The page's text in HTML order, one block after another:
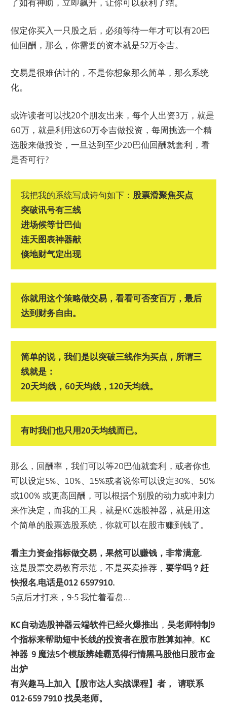
了如有神助，立即飙升，让你可以获利了结。
假定你买入一只股之后，必须等待一年才可以有20巴
仙回酬，那么，你需要的资本就是52万令吉。
交易是很难估计的，不是你想象那么简单，那么系统
化。
或许读者可以找20个朋友出来，每个人出资3万，就是
60万，就是利用这60万令吉做投资，每周挑选一个精
选股来做投资，一旦达到至少20巴仙回酬就套利，看
是否可行?
我把我的系统写成诗句如下： 股票滑聚焦买点
突破讯号有三线
进场候等廿巴仙
连天图表神器献
倏地财气定出现
你就用这个策略做交易，看看可否变百万，最后
达到财务自由。
简单的说，我们是以突破三线作为买点，所谓三
线就是：
20天均线，60天均线，120天均线。
有时我们也只用20天均线而已。
那么，回酬率，我们可以等20巴仙就套利，或者你也
可以设定5%、10%、15%或者说你可以设定30%、50%
或100% 或更高回酬，可以根据个别股的动力或冲刺力
来作决定，而我的工具，就是KC选股神器，就是用这
个简单的股票选股系统，你就可以在股市赚到钱了。
看主力资金指标做交易，果然可以赚钱，非常满意.
这是股票交易教育示范，不是买卖推荐，要学吗？赶
快报名.电话是012 6597910.
5点后才打来，9-5 我忙着看盘…
KC自动选股神器云端软件已经火爆推出 ，吴老师特制9
个指标来帮助短中长线的投资者在股市胜算如神。 KC
神器 9 魔法5个模版辨雄霸觅得行情黑马股他日股市金
出炉
有兴趣马上加入【股市达人实战课程】者， 请联系
012-659 7910 找吴老师。